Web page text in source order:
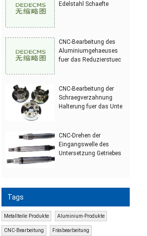
Edelstahl Schaefte
CNC-Bearbeitung des
Aluminiumgehaeuses
fuer das Reduzierstuec
CNC-Bearbeitung der
Schraegverzahnung
Halterung fuer das Unte
CNC-Drehen der
Eingangswelle des
Untersetzung Getriebes
Tags
Metallteile Produkte Aluminium-Produkte
CNC-Bearbeitung Fräsbearbeitung